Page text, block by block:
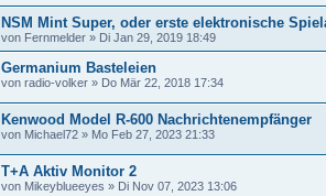
NSM Mint Super, oder erste elektronische
von Fernmelder » Di Jan 29, 2019 18:49
Germanium Basteleien
von radio-volker » Do Mär 22, 2018 17:34
Kenwood Model R-600 Nachrichtenempfänger
von Michael72 » Mo Feb 27, 2023 21:33
T+A Aktiv Monitor 2
von Mikeyblueeyes » Di Nov 07, 2023 13:06